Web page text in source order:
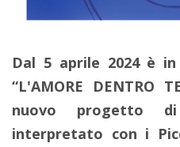
Dal 5 aprile 2024 è
“L'AMORE DENTRO
nuovo progetto di
interpretato con i